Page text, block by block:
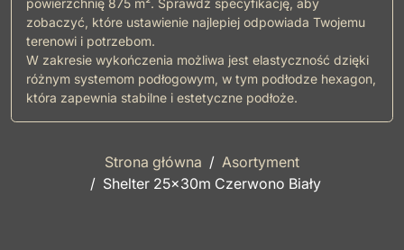
zobaczyć, które ustawienie najlepiej odpowiada Twojemu
terenowi i potrzebom.
W zakresie wykończenia możliwa jest elastyczność dzięki
różnym systemom podłogowym, w tym podłodze hexagon,
która zapewnia stabilne i estetyczne podłoże.
Strona główna
Asortyment
Shelter 25x30m Czerwono Biały